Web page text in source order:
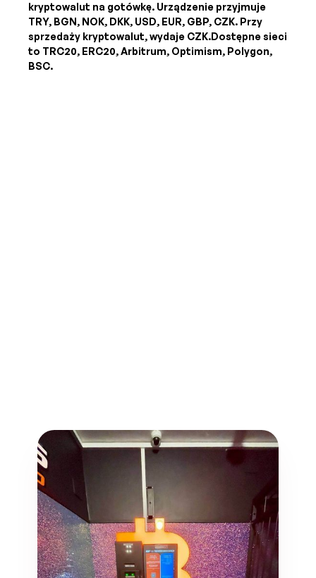
kryptowalut na gotówkę. Urządzenie przyjmuje
TRY, BGN, NOK, DKK, USD, EUR, GBP, CZK. Przy
sprzedaży kryptowalut, wydaje CZK.Dostępne sieci
to TRC20, ERC20, Arbitrum, Optimism, Polygon,
BSC.